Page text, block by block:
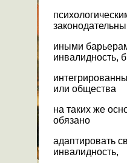
иными
инвалидность,
или общества
на таких же
обязано
адаптировать
инвалидность,